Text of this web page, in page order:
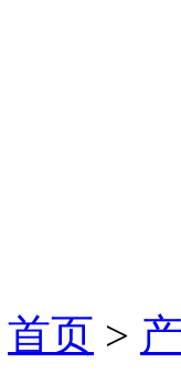
首页 >